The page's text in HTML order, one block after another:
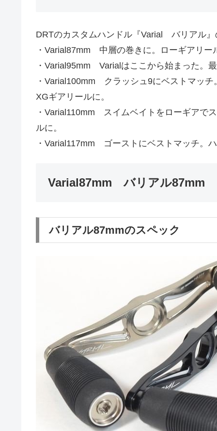
DRTのカスタムハンドル『Varial バリアル
・Varial87mm 中層の巻きに。ローギアリー
・Varial95mm Varialはここから始まった。
・Varial100mm クラッシュ9にベストマッ
XGギアリールに。
・Varial110mm スイムベイトをローギアで
ルに。
・Varial117mm ゴーストにベストマッチ。
Varial87mm バリアル87mm
バリアル87mmのスペック